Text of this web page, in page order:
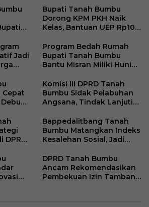
Bupati Tanah Bumbu
Dorong KPM PKH Naik
Kelas, Bantuan UEP Rp10
Kembangkan Usaha
Jadi
Program Bedah Rumah
Bupati Tanah Bumbu
Bantu Misran Miliki Hunian
di Rumah Singgah
Cepat
Komisi III DPRD Tanah
Bumbu Sidak Pelabuhan
Angsana, Tindak Lanjuti
DPRD
Bappedalitbang Tanah
Bumbu Matangkan Indeks
Kesalehan Sosial, Jadi
Pembangunan Berbasis
Karakter
DPRD Tanah Bumbu
Ancam Rekomendasikan
Pembekuan Izin Tambang